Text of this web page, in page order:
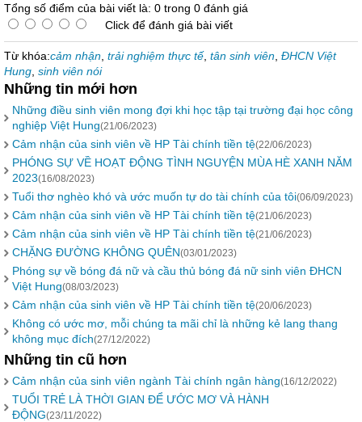
Tổng số điểm của bài viết là: 0 trong 0 đánh giá
Click để đánh giá bài viết
Từ khóa:cảm nhận trải nghiệm thực tế, tân sinh viên ĐHCN Việt
Hung sinh viên nói
Những tin mới hơn
Những điều sinh viên mong đợi khi học tập tại trường đại học công
nghiệp Việt Hung(21/06/2023)
Cảm nhận của sinh viên về HP Tài chính tiền tệ(22/06/2023)
PHÓNG SỰ VỀ HOẠT ĐỘNG TÌNH NGUYỆN MÙA HÈ XANH NĂM
2023(16/08/2023)
Tuổi thơ nghèo khó và ước muốn tự do tài chính của tôi(06/09/2023)
Cảm nhận của sinh viên về HP Tài chính tiền tệ(21/06/2023)
Cảm nhận của sinh viên về HP Tài chính tiền tệ(21/06/2023)
CHẶNG ĐƯỜNG KHÔNG QUÊN(03/01/2023)
Phóng sự về bóng đá nữ và cầu thủ bóng đá nữ sinh viên ĐHCN
Việt Hung(08/03/2023)
Cảm nhận của sinh viên về HP Tài chính tiền tệ(20/06/2023)
Không có ước mơ, mỗi chúng ta mãi chỉ là những kẻ lang thang
không mục đích(27/12/2022)
Những tin cũ hơn
Cảm nhận của sinh viên ngành Tài chính ngân hàng(16/12/2022)
TUỔI TRẺ LÀ THỜI GIAN ĐỂ ƯỚC MƠ VÀ HÀNH
ĐỘNG(23/11/2022)